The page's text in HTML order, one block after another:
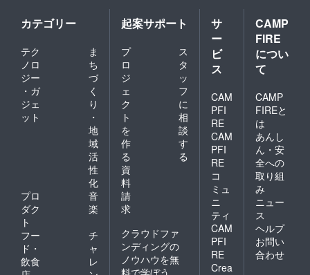
カテゴリー
テク
ノロ
ジー
・ガ
ジェ
ット
ま
ち
づ
く
り
・
地
域
活
性
化
プロ
ダク
ト
音
楽
フー
ド・
飲食
チ
ャ
レ
起案サポート
プ
ロ
ジ
ェ
ク
ト
を
作
る
ス
タ
ッ
フ
に
相
談
す
る
資
料
請
求
クラウドファ
ンディングの
ノウハウを無
サ
ー
ビ
ス
CAM
PFI
RE
CAM
PFI
RE
コ
ミュ
ニ
ティ
CAM
PFI
RE
Crea
CAMP
FIRE
につい
て
CAMP
FIREと
は
あんし
ん・安
全への
取り組
み
ニュー
ス
ヘルプ
お問い
合わせ